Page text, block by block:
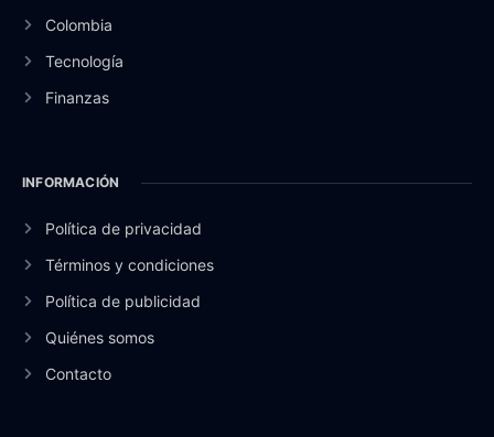
Colombia
Tecnología
Finanzas
INFORMACIÓN
Política de privacidad
Términos y condiciones
Política de publicidad
Quiénes somos
Contacto